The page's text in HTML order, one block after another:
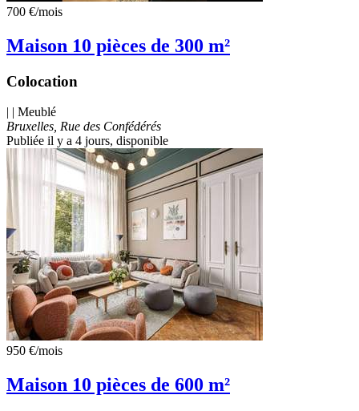
700 €/mois
Maison 10 pièces de 300 m²
Colocation
| | Meublé
Bruxelles, Rue des Confédérés
Publiée il y a 4 jours, disponible
950 €/mois
Maison 10 pièces de 600 m²